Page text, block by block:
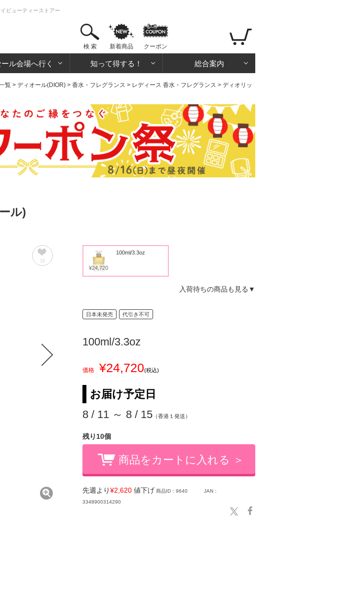
ビューティーストアー
検 索 新着商品 クーポン
ール会場へ行く 知って得する！ 総合案内
覧 > ディオール(DIOR) > 香水・フレグランス > レディース 香水・フレグランス > ディオリッ
ル)
19
¥24,720
100ml/3.3oz
入荷待ちの商品も見る▼
日本未発売 代引き不可
100ml/3.3oz
価格 ¥24,720(税込)
お届け予定日
8 / 11 ～ 8 / 15 （香港１発送）
残り10個
商品をカートに入れる ＞
先週より ¥2,620 値下げ 商品ID：9640
JAN：
3348900314290